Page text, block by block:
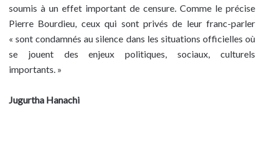
soumis à un effet important de censure. Comme le précise
Pierre Bourdieu, ceux qui sont privés de leur franc-parler
« sont condamnés au silence dans les situations officielles où
se jouent des enjeux politiques, sociaux, culturels
importants. »
Jugurtha Hanachi